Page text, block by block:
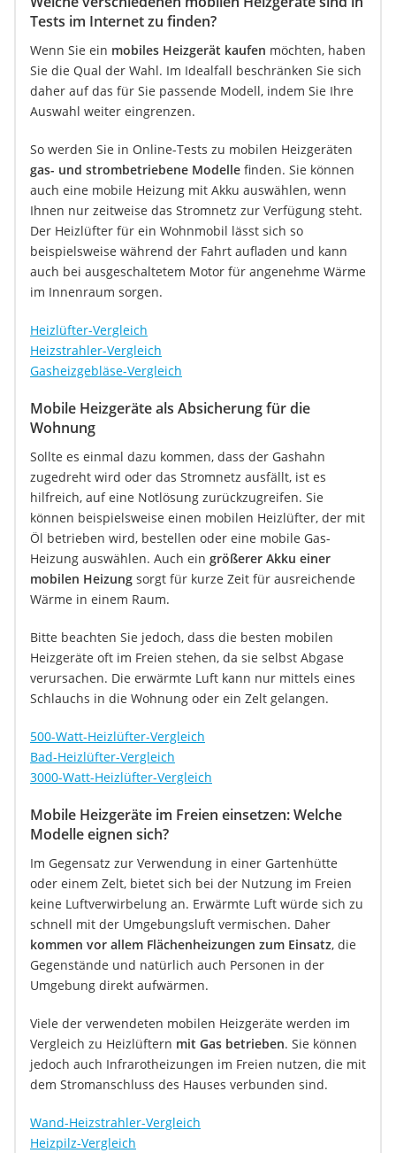
Tests im Internet zu finden?
Wenn Sie ein mobiles Heizgerät kaufen möchten, haben
Sie die Qual der Wahl. Im Idealfall beschränken Sie sich
daher auf das für Sie passende Modell, indem Sie Ihre
Auswahl weiter eingrenzen.
So werden Sie in Online-Tests zu mobilen Heizgeräten
gas- und strombetriebene Modelle finden. Sie können
auch eine mobile Heizung mit Akku auswählen, wenn
Ihnen nur zeitweise das Stromnetz zur Verfügung steht.
Der Heizlüfter für ein Wohnmobil lässt sich so
beispielsweise während der Fahrt aufladen und kann
auch bei ausgeschaltetem Motor für angenehme Wärme
im Innenraum sorgen.
Heizlüfter-Vergleich
Heizstrahler-Vergleich
Gasheizgebläse-Vergleich
Mobile Heizgeräte als Absicherung für die
Wohnung
Sollte es einmal dazu kommen, dass der Gashahn
zugedreht wird oder das Stromnetz ausfällt, ist es
hilfreich, auf eine Notlösung zurückzugreifen. Sie
können beispielsweise einen mobilen Heizlüfter, der mit
Öl betrieben wird, bestellen oder eine mobile Gas-
Heizung auswählen. Auch ein größerer Akku einer
mobilen Heizung sorgt für kurze Zeit für ausreichende
Wärme in einem Raum.
Bitte beachten Sie jedoch, dass die besten mobilen
Heizgeräte oft im Freien stehen, da sie selbst Abgase
verursachen. Die erwärmte Luft kann nur mittels eines
Schlauchs in die Wohnung oder ein Zelt gelangen.
500-Watt-Heizlüfter-Vergleich
Bad-Heizlüfter-Vergleich
3000-Watt-Heizlüfter-Vergleich
Mobile Heizgeräte im Freien einsetzen: Welche
Modelle eignen sich?
Im Gegensatz zur Verwendung in einer Gartenhütte
oder einem Zelt, bietet sich bei der Nutzung im Freien
keine Luftverwirbelung an. Erwärmte Luft würde sich zu
schnell mit der Umgebungsluft vermischen. Daher
kommen vor allem Flächenheizungen zum Einsatz, die
Gegenstände und natürlich auch Personen in der
Umgebung direkt aufwärmen.
Viele der verwendeten mobilen Heizgeräte werden im
Vergleich zu Heizlüftern mit Gas betrieben. Sie können
jedoch auch Infrarotheizungen im Freien nutzen, die mit
dem Stromanschluss des Hauses verbunden sind.
Wand-Heizstrahler-Vergleich
Heizpilz-Vergleich